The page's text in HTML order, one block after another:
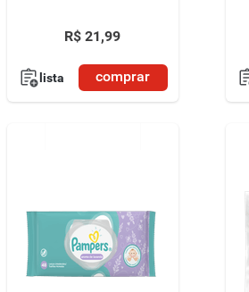
R$ 21,99
lista comprar